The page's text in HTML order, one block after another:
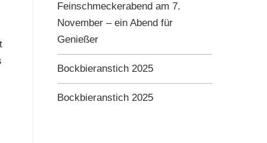
Feinschmeckerabend am 7.
November – ein Abend für
Genießer
Bockbieranstich 2025
Bockbieranstich 2025